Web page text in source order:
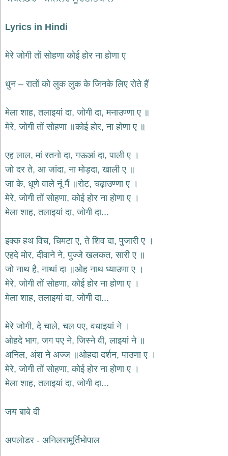
gurudev
विविध
भजन
विष्णु
बाबा
बालक
नाथ
भजन
baba
balak
देश
भक्ति
भजन
bhajans
खाटू
भजन
khatu
shaym
bhajans
रानी
सती
दादी
sati
dadi
बावा
Lyrics in Hindi
मेरे जोगी तों सोहणा कोई होर ना होणा ए
धुन – रातों को लुक लुक के जिनके लिए रोते हैं
मेला शाह, तलाइयां दा, जोगी दा, मनाउण्णा ए ॥
मेरे, जोगी तों सोहणा ॥कोई होर, ना होणा ए ॥
एह लाल, मां रतनो दा, गऊआं दा, पाली ए ।
जो दर ते, आ जांदा, ना मोड़दा, खाली ए ॥
जा के, धूणे वाले नूं मैं ॥रोट, चढ़ाउण्णा ए ।
मेरे, जोगी तों सोहणा, कोई होर ना होणा ए ।
मेला शाह, तलाइयां दा, जोगी दा...
इक्क हथ विच, चिमटा ए, ते शिव दा, पुजारी ए ।
एहदे मोर, दीवाने ने, पुज्जे खलकत, सारी ए ॥
जो नाथ है, नाथां दा ॥ओह नाथ ध्याउणा ए ।
मेरे, जोगी तों सोहणा, कोई होर ना होणा ए ।
मेला शाह, तलाइयां दा, जोगी दा...
मेरे जोगी, दे चाले, चल पए, वधाइयां ने ।
ओहदे भाग, जग पए ने, जिस्ने वी, लाइयां ने ॥
अनिल, अंश ने अज्ज ॥ओहदा दर्शन, पाउणा ए ।
मेरे, जोगी तों सोहणा, कोई होर ना होणा ए ।
मेला शाह, तलाइयां दा, जोगी दा...
जय बाबे दी
अपलोडर - अनिलरामूर्तिभोपाल